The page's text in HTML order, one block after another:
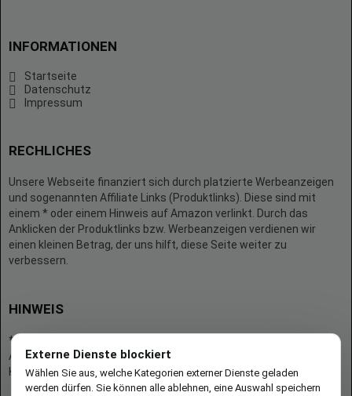
INFORMATIONEN
Startseite
Datenschutz
Impressum
RECHLICHES
Unsere Webseite finanziert sich durch platzierte Werbeanzeigen
und sogenannten Affiliate Links (Produktlinks). Diese sind mit
einem * oder einem Hinweis auf Amazon verlinkt. Durch das
Anklicken der Produktlinks bzw. Werbeanzeigen verdienen wir
einen kleinen Betrag, der uns hilft, diese Seite weiter zu
verbessern.
HINWEIS
* = Afilliate-Link (=Werbung)
Als Amazon-Partner verdient der Seitenbetreiber an qualifizierten
Käufen.
Externe Dienste blockiert
Wählen Sie aus, welche Kategorien externer Dienste geladen
werden dürfen. Sie können alle ablehnen, eine Auswahl speichern